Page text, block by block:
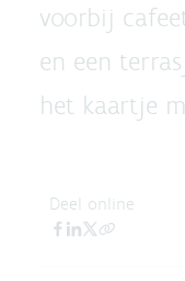
voorbij
en een
het kaartje
Deel online